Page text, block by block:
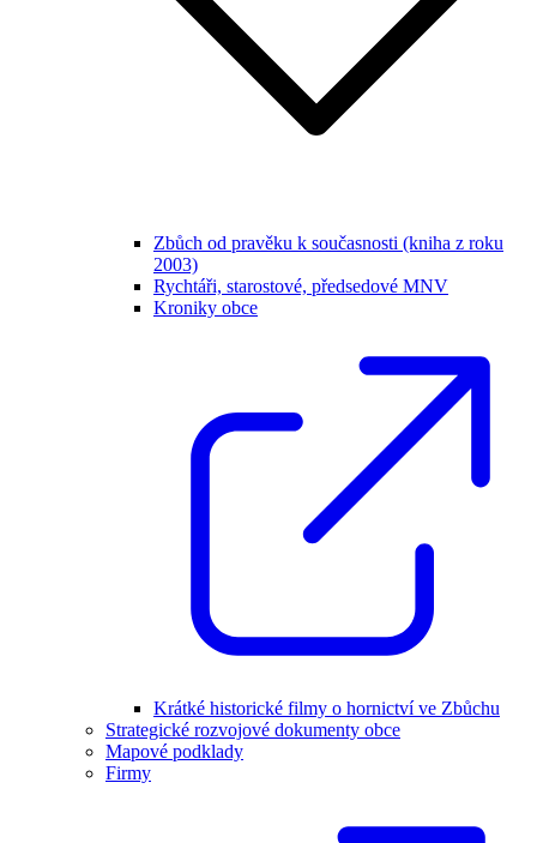
Zbůch od pravěku k současnosti (kniha z roku
2003)
Rychtáři, starostové, předsedové MNV
Kroniky obce
Krátké historické filmy o hornictví ve Zbůchu
Strategické rozvojové dokumenty obce
Mapové podklady
Firmy